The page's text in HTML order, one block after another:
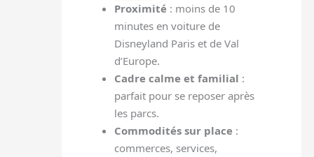
Proximité : moins de 10
minutes en voiture de
Disneyland Paris et de Val
d’Europe.
Cadre calme et familial :
parfait pour se reposer après
les parcs.
Commodités sur place :
commerces, services,